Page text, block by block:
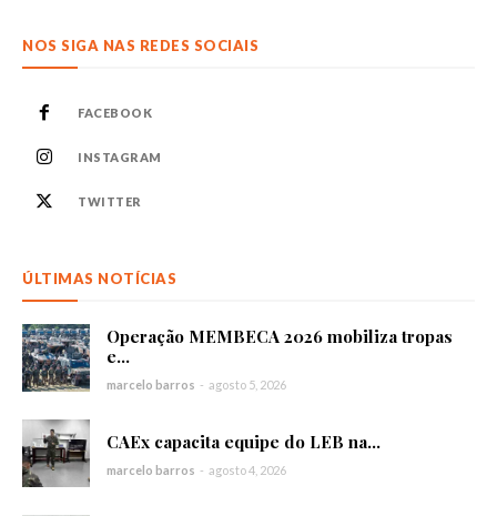
NOS SIGA NAS REDES SOCIAIS
FACEBOOK
INSTAGRAM
TWITTER
ÚLTIMAS NOTÍCIAS
Operação MEMBECA 2026 mobiliza tropas
e...
marcelo barros - agosto 5, 2026
CAEx capacita equipe do LEB na...
marcelo barros - agosto 4, 2026